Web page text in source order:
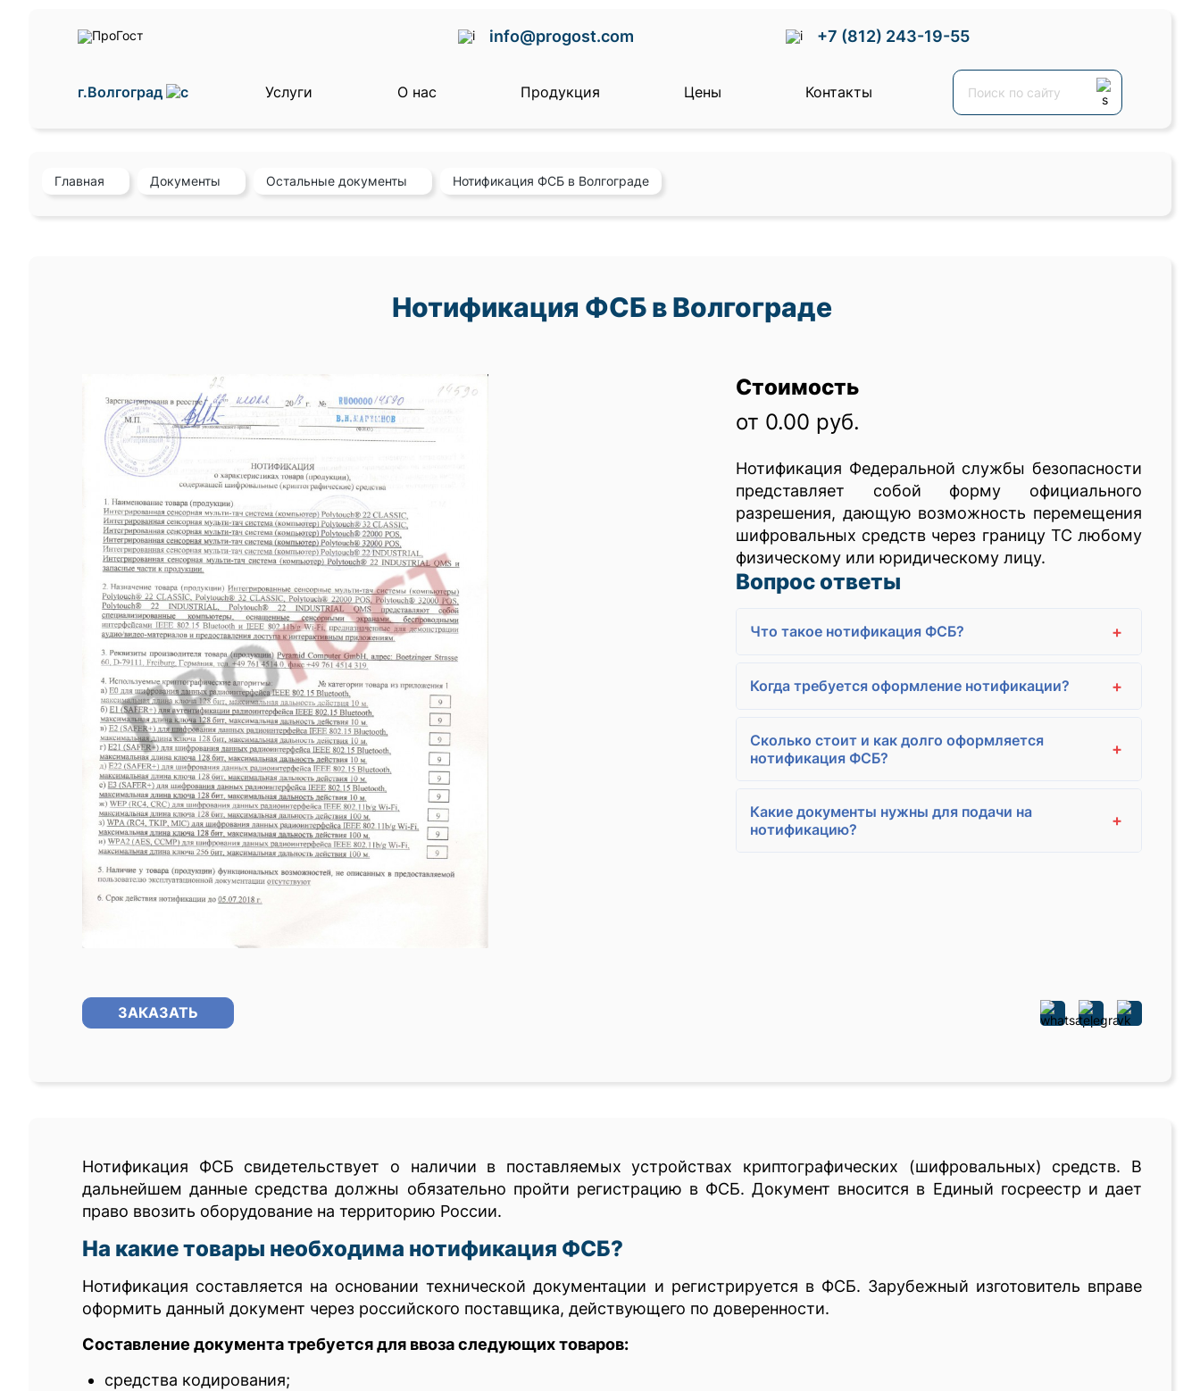
info@progost.com +7 (812) 243-19-55
г.Волгоград Услуги О нас Продукция Цены Контакты
Главная Документы Остальные документы Нотификация ФСБ в Волгограде
Нотификация ФСБ в Волгограде
Стоимость
от 0.00 руб.
Нотификация Федеральной службы безопасности
представляет собой форму официального
разрешения, дающую возможность перемещения
шифровальных средств через границу ТС любому
физическому или юридическому лицу.
Вопрос ответы
Что такое нотификация ФСБ? +
Когда требуется оформление нотификации? +
Сколько стоит и как долго оформляется
нотификация ФСБ?
+
Какие документы нужны для подачи на
нотификацию?
+
ЗАКАЗАТЬ
Нотификация ФСБ свидетельствует о наличии в поставляемых устройствах криптографических (шифровальных) средств. В
дальнейшем данные средства должны обязательно пройти регистрацию в ФСБ. Документ вносится в Единый госреестр и дает
право ввозить оборудование на территорию России.
На какие товары необходима нотификация ФСБ?
Нотификация составляется на основании технической документации и регистрируется в ФСБ. Зарубежный изготовитель вправе
оформить данный документ через российского поставщика, действующего по доверенности.
Составление документа требуется для ввоза следующих товаров:
средства кодирования;